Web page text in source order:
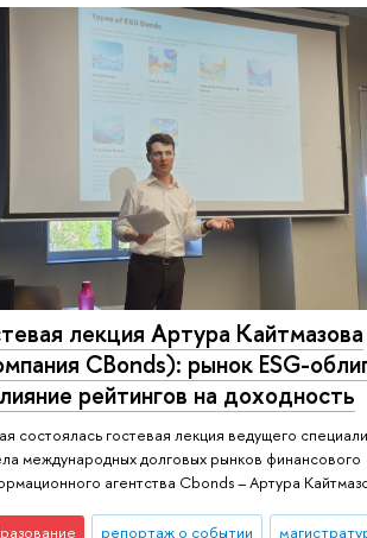
лекция Артура Кайтмазова
CBonds): рынок ESG-
рейтингов на доходность
состоялась гостевая лекция ведущего
международных долговых рынков финансового
агентства Cbonds – Артура
репортаж о событии